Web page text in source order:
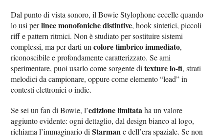
Dal punto di vista sonoro, il Bowie Stylophone eccelle quando
lo usi perlinee monofoniche distintive, hook sintetici, piccoli
riff e pattern ritmici. Non è studiato per sostituire sistemi
complessi, ma per darti uncolore timbrico immediato,
riconoscibile e profondamente caratterizzato. Se ami
sperimentare, puoi usarlo come sorgente ditexture lo-fi, strati
melodici da campionare, oppure come elemento “lead” in
contesti elettronici o indie.
Se sei un fan di Bowie, l’edizione limitataha un valore
aggiunto evidente: ogni dettaglio, dal design bianco al logo,
richiama l’immaginario diStarmane dell’era spaziale. Se non